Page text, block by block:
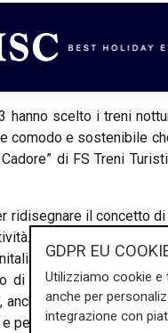
scelto i treni
comodo e sostenibile
di FS Treni
il concetto di
La domanda dei
e del Polo
di questo segmento,
grazie ai fondi del
per la Sicilia, che
GDPR EU
Utilizziamo cookie e
anche per
integrazione con